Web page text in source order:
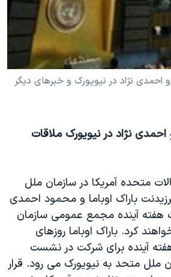
۲۰۲۴
اسرائیل
رهبری ایران
احمدی نژاد در نيويورک و خبرهای ديگر
نژاد در نيويورک ملاقات
متحده آمريکا در سازمان ملل
باراک اوباما و محمود احمدی
هفته آينده مجمع عمومی سازمان
کرد. باراک اوباما روزهای
آينده برای شرکت در نشست
متحد به نيويورک می رود. قرار